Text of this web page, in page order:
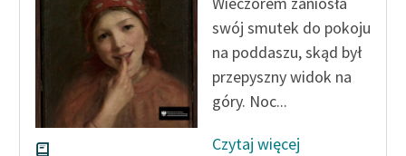
swój smutek do pokoju
na poddaszu, skąd był
przepyszny widok na
góry. Noc...
Czytaj więcej